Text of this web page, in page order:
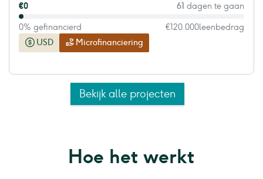
USD Microfinanciering
€0 61 dagen te gaan
0% gefinancierd €120.000leenbedrag
Bekijk alle projecten
Hoe het werkt